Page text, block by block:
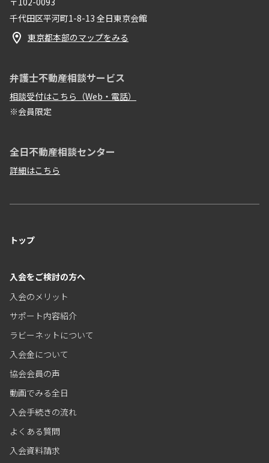
千代田区平河町1-8-13 全日東京会館
東京都本部のマップをみる
弁護士不動産相談サービス
相談受付はこちら（Web・電話）
※会員限定
全日不動産相談センター
詳細はこちら
トップ
入会をご検討の方へ
入会のメリット
サポート内容紹介
ラビーネットについて
入会金について
協会会員の声
動画でみる全日
入会手続きの流れ
よくある質問
入会資料請求